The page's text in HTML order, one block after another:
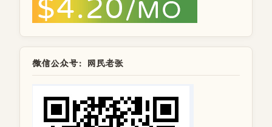
微信公众号：网民老张